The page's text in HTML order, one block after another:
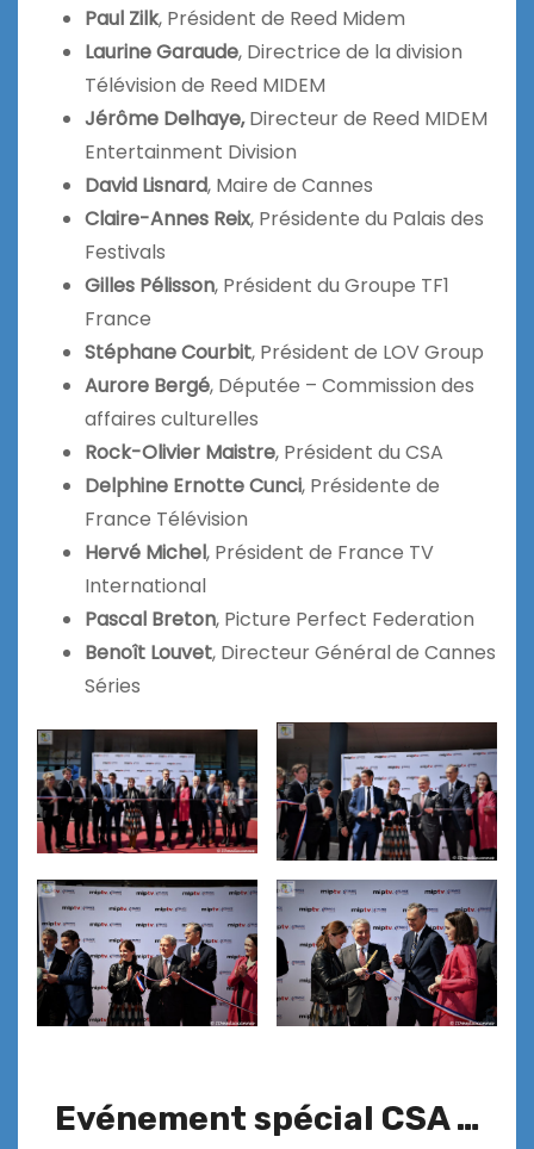
Paul Zilk, Président de Reed Midem
Laurine Garaude, Directrice de la division
Télévision de Reed MIDEM
Jérôme Delhaye,Directeur de Reed MIDEM
Entertainment Division
David Lisnard, Maire de Cannes
Claire-Annes Reix, Présidente du Palais des
Festivals
Gilles Pélisson, Président du Groupe TF1
France
Stéphane Courbit, Président de LOV Group
Aurore Bergé, Députée – Commission des
affaires culturelles
Rock-Olivier Maistre, Président du CSA
Delphine Ernotte Cunci, Présidente de
France Télévision
Hervé Michel, Président de France TV
International
Pascal Breton, Picture Perfect Federation
Benoît Louvet, Directeur Général de Cannes
Séries
Evénement spécial CSA …